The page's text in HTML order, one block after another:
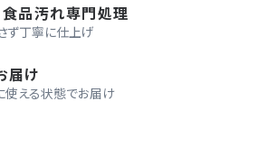
食品汚れ専門処理
ず丁寧に仕上げ
届け
使える状態でお届け